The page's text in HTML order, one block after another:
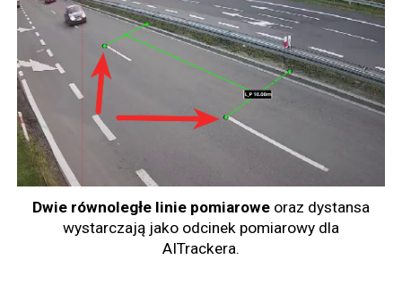
Dwie równoległe linie pomiarowe oraz dystansa
wystarczają jako odcinek pomiarowy dla
AITrackera.